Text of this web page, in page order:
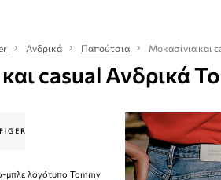
Ανδρικά Παπούτσια Μοκασίνια και
casual Ανδρικά
μπλε λογότυπο Tommy